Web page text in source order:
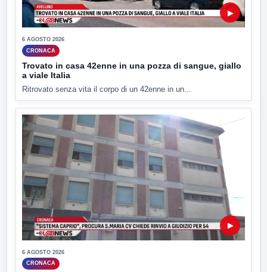
▶
6 AGOSTO 2026
CRONACA
Trovato in casa 42enne in una pozza di sangue, giallo
a viale Italia
Ritrovato senza vita il corpo di un 42enne in un...
▶
6 AGOSTO 2026
CRONACA